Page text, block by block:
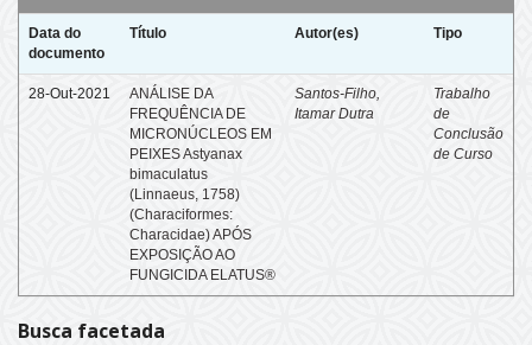
Data do
documento
Título Autor(es) Tipo
28-Out-2021
ANÁLISE DA
FREQUÊNCIA DE
MICRONÚCLEOS EM
PEIXES Astyanax
bimaculatus
(Linnaeus, 1758)
(Characiformes:
Characidae) APÓS
EXPOSIÇÃO AO
FUNGICIDA ELATUS®
Santos-Filho,
Itamar Dutra
Trabalho
de
Conclusão
de Curso
Busca facetada